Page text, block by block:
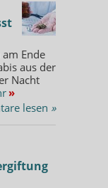
Ende
aus der
Nacht
»
lesen »